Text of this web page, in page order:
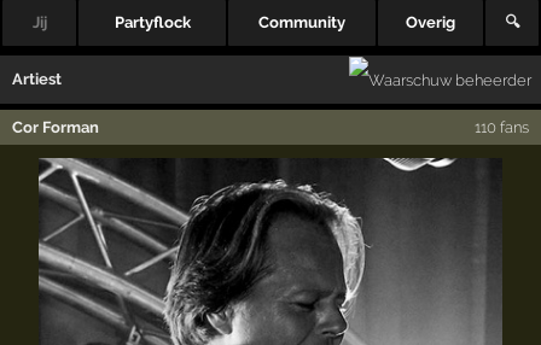
Jij Partyflock Community Overig 🔍
Artiest
Cor Forman 110 fans